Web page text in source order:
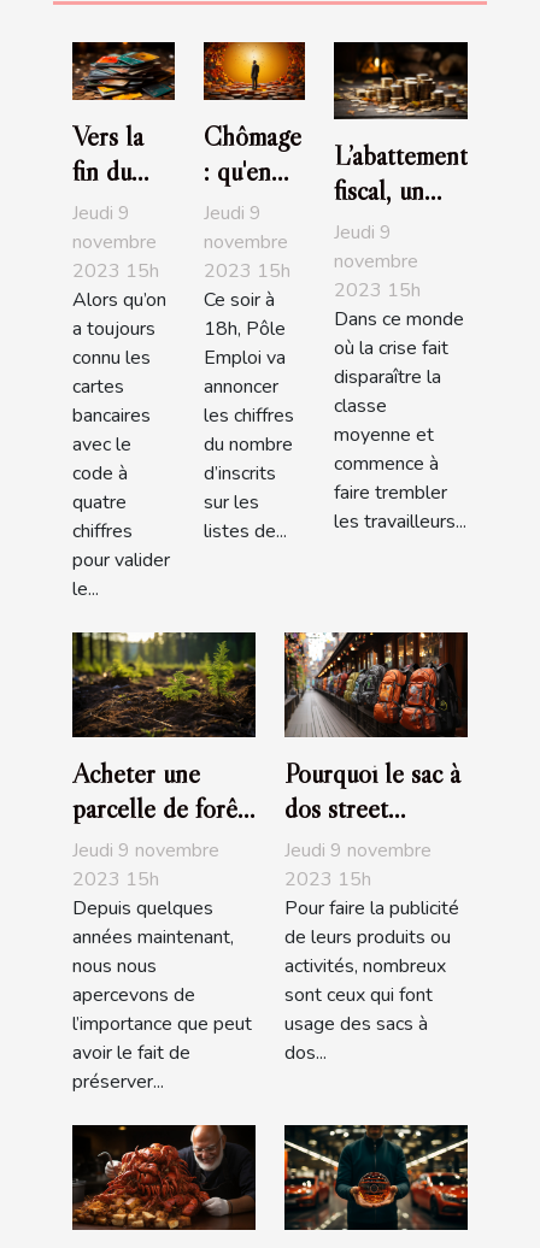
Vers la
fin du
code
pour les
carte
bancaire
?
Jeudi 9
novembre
2023 15h
Alors qu’on
a toujours
connu les
cartes
bancaires
avec le
code à
quatre
chiffres
pour valider
le...
Chômage
: qu'en
est-il
entre les
deux
tours?
Jeudi 9
novembre
2023 15h
Ce soir à
18h, Pôle
Emploi va
annoncer
les chiffres
du nombre
d’inscrits
sur les
listes de...
L’abattement
fiscal, un
bon moyen
de
redescendre
dans les
barèmes
Jeudi 9
novembre
2023 15h
Dans ce monde
où la crise fait
disparaître la
classe
moyenne et
commence à
faire trembler
les travailleurs...
Acheter une
parcelle de forêt,
un investissement
écologique
Jeudi 9 novembre
2023 15h
Depuis quelques
années maintenant,
nous nous
apercevons de
l’importance que peut
avoir le fait de
préserver...
Pourquoi le sac à
dos street
marketing est
pratique ?
Jeudi 9 novembre
2023 15h
Pour faire la publicité
de leurs produits ou
activités, nombreux
sont ceux qui font
usage des sacs à
dos...